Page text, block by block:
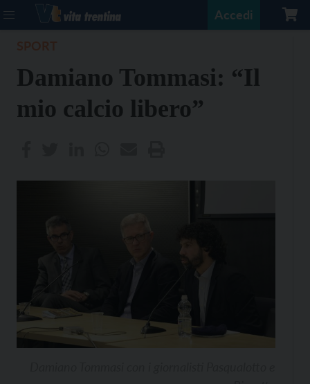
Accedi
Damiano Tommasi: “Il
mio calcio libero”